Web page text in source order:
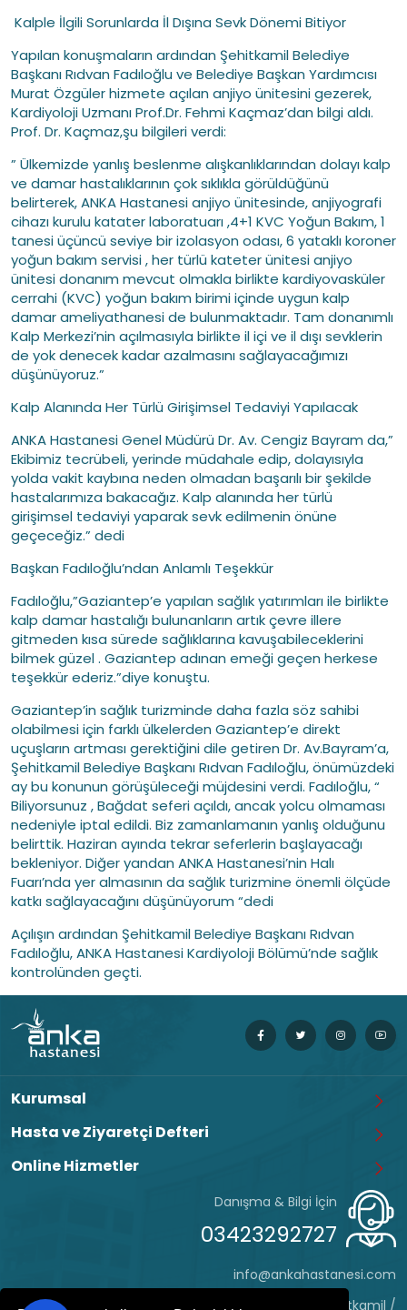
Kalple İlgili Sorunlarda İl Dışına Sevk Dönemi Bitiyor
Yapılan konuşmaların ardından Şehitkamil Belediye
Başkanı Rıdvan Fadıloğlu ve Belediye Başkan Yardımcısı
Murat Özgüler hizmete açılan anjiyo ünitesini gezerek,
Kardiyoloji Uzmanı Prof.Dr. Fehmi Kaçmaz’dan bilgi aldı.
Prof. Dr. Kaçmaz,şu bilgileri verdi:
” Ülkemizde yanlış beslenme alışkanlıklarından dolayı kalp
ve damar hastalıklarının çok sıklıkla görüldüğünü
belirterek, ANKA Hastanesi anjiyo ünitesinde, anjiyografi
cihazı kurulu katater laboratuarı ,4+1 KVC Yoğun Bakım, 1
tanesi üçüncü seviye bir izolasyon odası, 6 yataklı koroner
yoğun bakım servisi , her türlü kateter ünitesi anjiyo
ünitesi donanım mevcut olmakla birlikte kardiyovasküler
cerrahi (KVC) yoğun bakım birimi içinde uygun kalp
damar ameliyathanesi de bulunmaktadır. Tam donanımlı
Kalp Merkezi’nin açılmasıyla birlikte il içi ve il dışı sevklerin
de yok denecek kadar azalmasını sağlayacağımızı
düşünüyoruz.”
Kalp Alanında Her Türlü Girişimsel Tedaviyi Yapılacak
ANKA Hastanesi Genel Müdürü Dr. Av. Cengiz Bayram da,”
Ekibimiz tecrübeli, yerinde müdahale edip, dolayısıyla
yolda vakit kaybına neden olmadan başarılı bir şekilde
hastalarımıza bakacağız. Kalp alanında her türlü
girişimsel tedaviyi yaparak sevk edilmenin önüne
geçeceğiz.” dedi
Başkan Fadıloğlu’ndan Anlamlı Teşekkür
Fadıloğlu,”Gaziantep’e yapılan sağlık yatırımları ile birlikte
kalp damar hastalığı bulunanların artık çevre illere
gitmeden kısa sürede sağlıklarına kavuşabileceklerini
bilmek güzel . Gaziantep adınan emeği geçen herkese
teşekkür ederiz.”diye konuştu.
Gaziantep’in sağlık turizminde daha fazla söz sahibi
olabilmesi için farklı ülkelerden Gaziantep’e direkt
uçuşların artması gerektiğini dile getiren Dr. Av.Bayram’a,
Şehitkamil Belediye Başkanı Rıdvan Fadıloğlu, önümüzdeki
ay bu konunun görüşüleceği müjdesini verdi. Fadıloğlu, “
Biliyorsunuz , Bağdat seferi açıldı, ancak yolcu olmaması
nedeniyle iptal edildi. Biz zamanlamanın yanlış olduğunu
belirttik. Haziran ayında tekrar seferlerin başlayacağı
bekleniyor. Diğer yandan ANKA Hastanesi’nin Halı
Fuarı’nda yer almasının da sağlık turizmine önemli ölçüde
katkı sağlayacağını düşünüyorum “dedi
Açılışın ardından Şehitkamil Belediye Başkanı Rıdvan
Fadıloğlu, ANKA Hastanesi Kardiyoloji Bölümü’nde sağlık
kontrolünden geçti.
Kurumsal
Hasta ve Ziyaretçi Defteri
Online Hizmetler
Danışma & Bilgi İçin
03423292727
info@ankahastanesi.com
Eyüp Sultan Mh. Hafız Tevfik Cd. No:162 Şehitkamil /